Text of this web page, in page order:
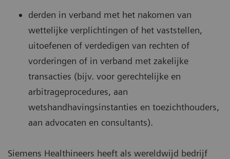
derden in verband met het nakomen van
wettelijke verplichtingen of het vaststellen,
uitoefenen of verdedigen van rechten of
vorderingen of in verband met zakelijke
transacties (bijv. voor gerechtelijke en
arbitrageprocedures, aan
wetshandhavingsinstanties en toezichthouders,
aan advocaten en consultants).
Siemens Healthineers heeft als wereldwijd bedrijf